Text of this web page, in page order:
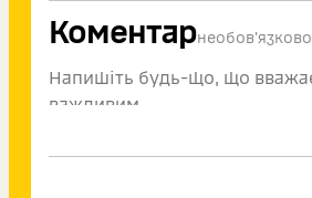
Коментарнеобов'язково